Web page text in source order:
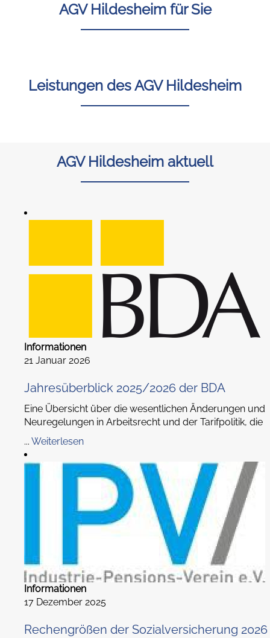
AGV Hildesheim für Sie
Leistungen des AGV Hildesheim
AGV Hildesheim aktuell
Informationen
21 Januar 2026
Jahresüberblick 2025/2026 der BDA
Eine Übersicht über die wesentlichen Änderungen und
Neuregelungen in Arbeitsrecht und der Tarifpolitik, die
... Weiterlesen
Informationen
17 Dezember 2025
Rechengrößen der Sozialversicherung 2026